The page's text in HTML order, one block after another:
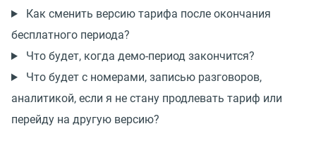
Как сменить версию тарифа после окончания
бесплатного периода?
Что будет, когда демо-период закончится?
Что будет с номерами, записью разговоров,
аналитикой, если я не стану продлевать тариф или
перейду на другую версию?